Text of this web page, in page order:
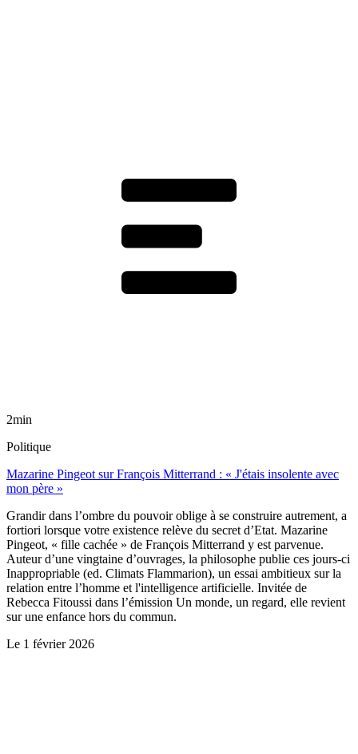
2min
Politique
Mazarine Pingeot sur François Mitterrand : « J'étais insolente avec
mon père »
Grandir dans l’ombre du pouvoir oblige à se construire autrement, a
fortiori lorsque votre existence relève du secret d’Etat. Mazarine
Pingeot, « fille cachée » de François Mitterrand y est parvenue.
Auteur d’une vingtaine d’ouvrages, la philosophe publie ces jours-ci
Inappropriable (ed. Climats Flammarion), un essai ambitieux sur la
relation entre l’homme et l'intelligence artificielle. Invitée de
Rebecca Fitoussi dans l’émission Un monde, un regard, elle revient
sur une enfance hors du commun.
Le 1 février 2026